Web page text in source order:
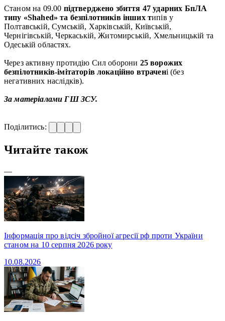
Станом на 09.00 підтверджено збиття 47 ударних БпЛА
типу «Shahed» та безпілотників інших типів у
Полтавській, Сумській, Харківській, Київській,
Чернігівській, Черкаській, Житомирській, Хмельницькій та
Одеській областях.
Через активну протидію Сил оборони 25 ворожих
безпілотників-імітаторів локаційно втрачені (без
негативних наслідків).
За матеріалами ГШ ЗСУ.
Поділитись:
Читайте також
—
Інформація про відсіч збройної агресії рф проти України
станом на 10 серпня 2026 року
10.08.2026